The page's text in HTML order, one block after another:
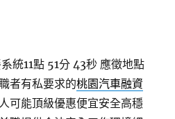
統11點 51分 43秒 應徵地點
者有私要求的桃園汽車融資
可能頂級優惠便宜安全高穩